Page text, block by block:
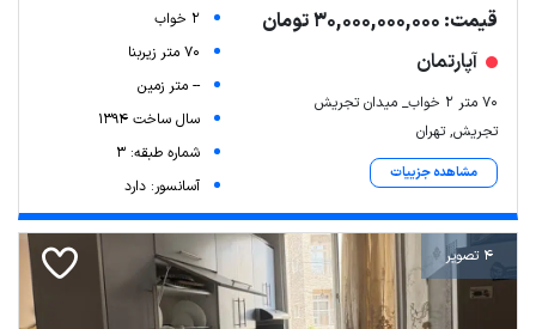
قیمت: 30,000,000,000 تومان
آپارتمان
۷۰ متر ۲ خواب_ میدان تجریش
تجریش, تهران
مشاهده جزییات
2 خواب
70 متر زیربنا
-- متر زمین
سال ساخت 1394
شماره طبقه: 3
آسانسور: دارد
4 تصویر